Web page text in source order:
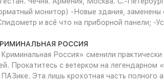
монитор) -Новые здания,
и всё что на приборной панели; -
КРИМИНАЛЬНАЯ РОССИЯ
Россия» сменили
Прокатитесь с ветерком на
Эта лишь крохотная часть полного